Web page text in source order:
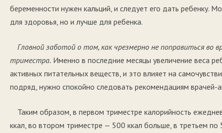
беременности нужен кальций, и следует его дать ребенку.
для здоровья, но и лучше для ребенка.
Главной заботой о том, как чрезмерно не поправиться
триместра. Именно в последние месяцы увеличение веса
активных питательных веществ, и это влияет на
подряд, нужно спокойно следовать рекомендациям врачей-
Таким образом, в первом триместре калорийность
ккал, во втором триместре — 500 ккал больше, в третьем